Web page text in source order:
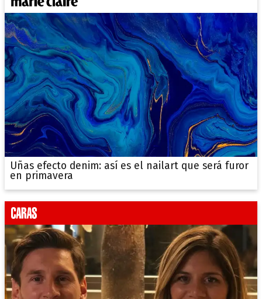
Uñas efecto denim: así es el nailart que será furor
en primavera